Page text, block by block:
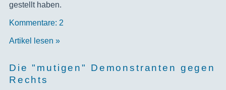
gestellt haben.
Kommentare: 2
Artikel lesen »
Die "mutigen" Demonstranten gegen
Rechts